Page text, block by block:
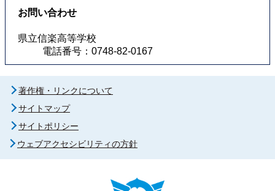
お問い合わせ
県立信楽高等学校
電話番号：0748-82-0167
著作権・リンクについて
サイトマップ
サイトポリシー
ウェブアクセシビリティの方針